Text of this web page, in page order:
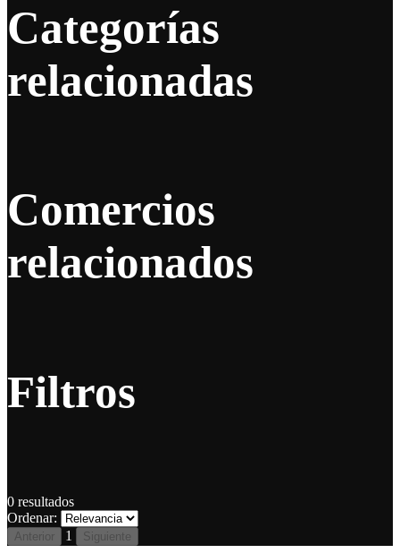
Categorías
relacionadas
Comercios
relacionados
Filtros
0 resultados
Ordenar:
Anterior 1 Siguiente